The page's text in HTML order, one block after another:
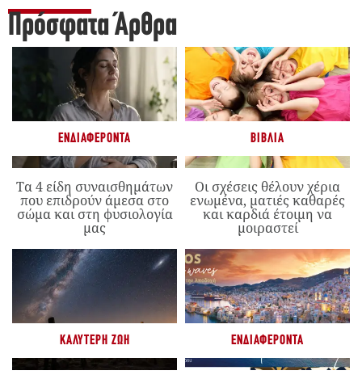
Πρόσφατα Άρθρα
ΕΝΔΙΑΦΈΡΟΝΤΑ
Τα 4 είδη συναισθημάτων
που επιδρούν άμεσα στο
σώμα και στη φυσιολογία
μας
ΒΙΒΛΊΑ
Οι σχέσεις θέλουν χέρια
ενωμένα, ματιές καθαρές
και καρδιά έτοιμη να
μοιραστεί
ΚΑΛΎΤΕΡΗ ΖΩΉ ΕΝΔΙΑΦΈΡΟΝΤΑ